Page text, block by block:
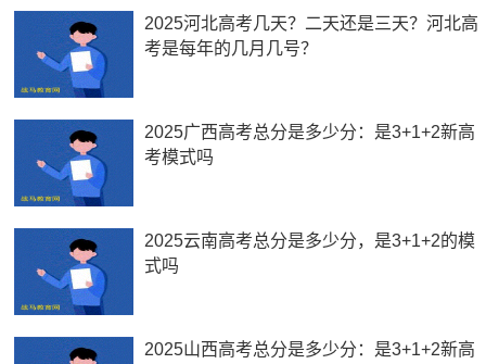
2025河北高考几天？二天还是三天？河北高
考是每年的几月几号？
2025广西高考总分是多少分：是3+1+2新高
考模式吗
2025云南高考总分是多少分，是3+1+2的模
式吗
2025山西高考总分是多少分：是3+1+2新高